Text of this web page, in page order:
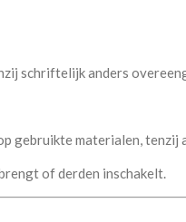
schriftelijk anders
gebruikte materialen, tenzij
of derden inschakelt.